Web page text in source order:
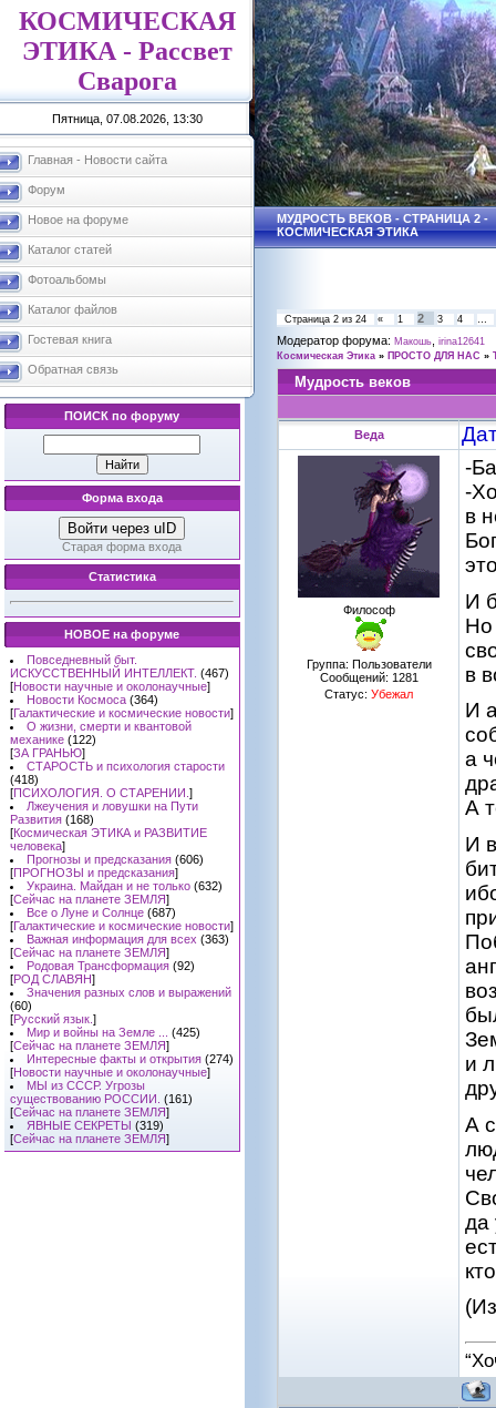
КОСМИЧЕСКАЯ
ЭТИКА - Рассвет
Сварога
Пятница, 07.08.2026, 13:30
Главная - Новости сайта
Форум
Новое на форуме
Каталог статей
Фотоальбомы
Каталог файлов
Гостевая книга
Обратная связь
ПОИСК по форуму
Форма входа
Войти через uID
Старая форма входа
Статистика
НОВОЕ на форуме
Повседневный быт.
ИСКУССТВЕННЫЙ ИНТЕЛЛЕКТ. (467)
[Новости научные и околонаучные]
Новости Космоса (364)
[Галактические и космические новости]
О жизни, смерти и квантовой
механике (122)
[ЗА ГРАНЬЮ]
СТАРОСТЬ и психология старости
(418)
[ПСИХОЛОГИЯ. О СТАРЕНИИ. ]
Лжеучения и ловушки на Пути
Развития (168)
[Космическая ЭТИКА и РАЗВИТИЕ
человека]
Прогнозы и предсказания (606)
[ПРОГНОЗЫ и предсказания]
Украина. Майдан и не только (632)
[Сейчас на планете ЗЕМЛЯ]
Все о Луне и Солнце (687)
[Галактические и космические новости]
Важная информация для всех (363)
[Сейчас на планете ЗЕМЛЯ]
Родовая Трансформация (92)
[РОД СЛАВЯН]
Значения разных слов и выражений
(60)
[Русский язык. ]
Мир и войны на Земле ...
(425)
[Сейчас на планете ЗЕМЛЯ]
Интересные факты и открытия (274)
[Новости научные и околонаучные]
МЫ из СССР. Угрозы
существованию РОССИИ. (161)
[Сейчас на планете ЗЕМЛЯ]
ЯВНЫЕ СЕКРЕТЫ (319)
[Сейчас на планете ЗЕМЛЯ]
МУДРОСТЬ ВЕКОВ - СТРАНИЦА 2 -
КОСМИЧЕСКАЯ ЭТИКА
Страница 2 из 24 « 1 2 3 4 …
Модератор форума: Макошь irina12641
Космическая Этика » ПРОСТО ДЛЯ НАС »
Мудрость веков
Веда
Философ
Группа: Пользователи
Сообщений: 1281
Статус: Убежал
-
-
в
И
Но
в
И
а
А
И
и
А
да